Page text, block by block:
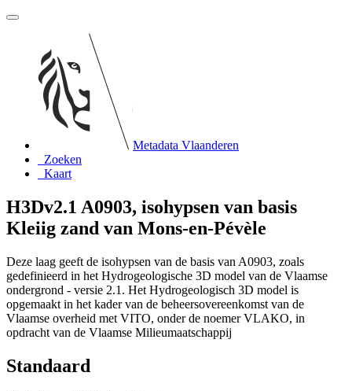
Metadata Vlaanderen
Zoeken
Kaart
H3Dv2.1 A0903, isohypsen van basis
Kleiig zand van Mons-en-Pévèle
Deze laag geeft de isohypsen van de basis van A0903, zoals
gedefinieerd in het Hydrogeologische 3D model van de Vlaamse
ondergrond - versie 2.1. Het Hydrogeologisch 3D model is
opgemaakt in het kader van de beheersovereenkomst van de
Vlaamse overheid met VITO, onder de noemer VLAKO, in
opdracht van de Vlaamse Milieumaatschappij
Standaard